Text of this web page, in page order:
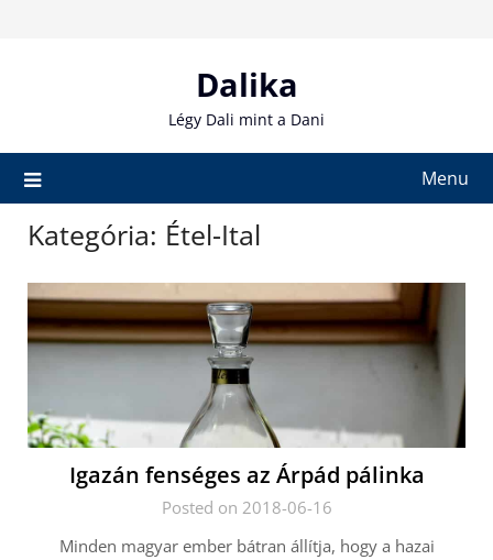
Dalika
Légy Dali mint a Dani
Menu
Kategória: Étel-Ital
Igazán fenséges az Árpád pálinka
Posted on 2018-06-16
Minden magyar ember bátran állítja, hogy a hazai